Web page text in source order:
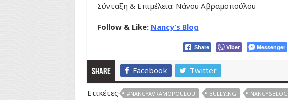
Σύνταξη & Επιμέλεια: Νάνσυ Αβραμοπούλου
Follow & Like: Nancy’s Blog
Share Viber Messenger
Share Facebook Twitter
Ετικέτες #NANCYAVRAMOPOULOU BULLYING NANCYSBLOG